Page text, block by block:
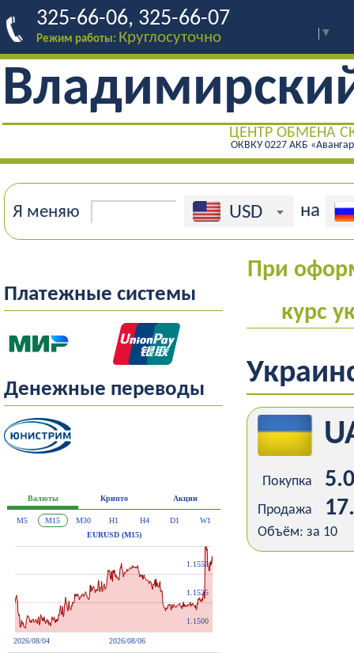
325-66-06, 325-66-07
Режим работы: Круглосуточно ▼
ЦЕНТР ОБМЕНА
ОКВКУ 0227 АКБ
Я меняю USD на
Платежные системы
Денежные переводы
При
курс
Покупка
Продажа
Объём: за 10